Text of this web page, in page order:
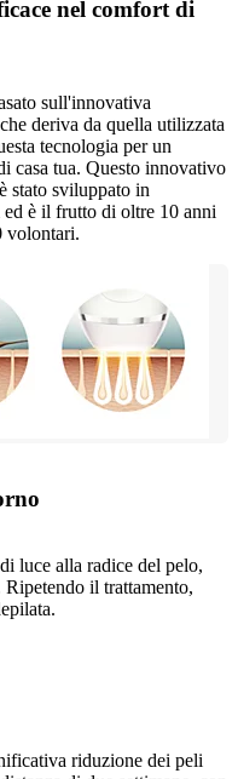
nel comfort di
sull'innovativa
deriva da quella utilizzata
tecnologia per un
casa tua. Questo innovativo
stato sviluppato in
è il frutto di oltre 10 anni
volontari.
luce alla radice del pelo,
Ripetendo il trattamento,
riduzione dei peli